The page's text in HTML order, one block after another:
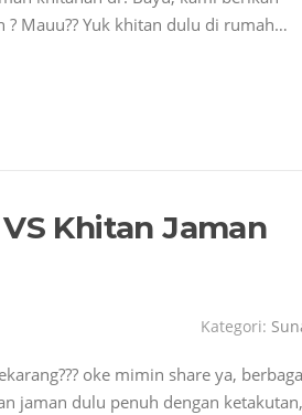
Mauu?? Yuk khitan dulu di rumah…
Khitan Jaman
Kategori:
oke mimin share ya,
jaman dulu penuh dengan ketakutan,